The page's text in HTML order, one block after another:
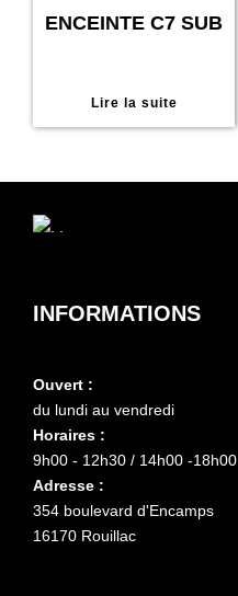
ENCEINTE C7 SUB
Lire la suite
INFORMATIONS
Ouvert :
du lundi au vendredi
Horaires :
9h00 - 12h30 / 14h00 -18h00
Adresse :
354 boulevard d'Encamps
16170 Rouillac